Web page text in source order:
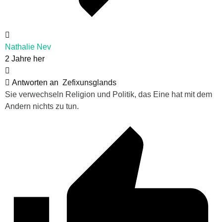
Nathalie Nev
2 Jahre her
Antworten an Zefixunsglands
Sie verwechseln Religion und Politik, das Eine hat mit dem
Andern nichts zu tun.